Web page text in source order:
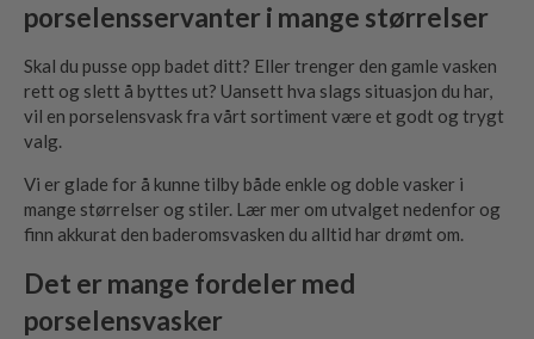
porselensservanter i mange størrelser
Skal du pusse opp badet ditt? Eller trenger den gamle vasken
rett og slett å byttes ut? Uansett hva slags situasjon du har,
vil en porselensvask fra vårt sortiment være et godt og trygt
valg.
Vi er glade for å kunne tilby både enkle og doble vasker i
mange størrelser og stiler. Lær mer om utvalget nedenfor og
finn akkurat den baderomsvasken du alltid har drømt om.
Det er mange fordeler med
porselensvasker